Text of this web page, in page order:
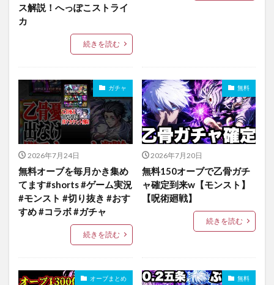
ス解説！へっぽこストライ
カ
続きを読む
ガチャ
2026年7月24日
無料オーブを毎月かき集め
てます#shorts #ゲーム実況
#モンスト #切り抜き #おす
すめ #コラボ #ガチャ
続きを読む
無料
2026年7月20日
無料150オーブで乙骨ガチ
ャ確定到来w【モンスト】
【呪術廻戦】
続きを読む
オーブまとめ 無料